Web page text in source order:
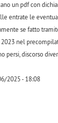
un pdf con
entrate le
se fatto
nel
persi, discorso
2025 - 18:08